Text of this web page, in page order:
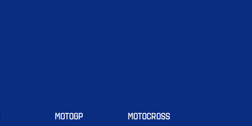
MOTOGP MOTOCROSS